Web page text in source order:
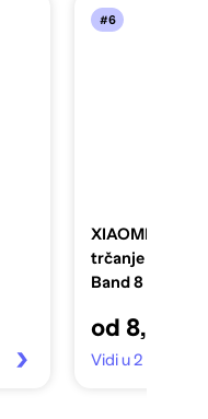
#6
XIAOMI
trčanje Xiaomi
Band 8
od 8,55 €
Vidi u 2 trgovine